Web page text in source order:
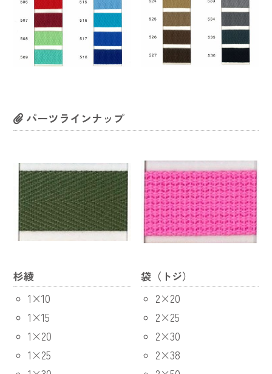
パーツラインナップ
杉綾
1×10
1×15
1×20
1×25
袋（トジ）
2×20
2×25
2×30
2×38